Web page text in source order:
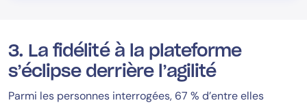
3. La fidélité à la plateforme
s’éclipse derrière l’agilité
Parmi les personnes interrogées, 67 % d’entre elles